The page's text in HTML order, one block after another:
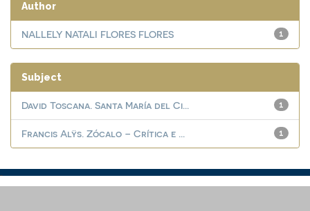
Author
1
NALLELY NATALI FLORES FLORES
Subject
1
David Toscana. Santa María del Ci...
1
Francis Alÿs. Zócalo – Crítica e ...